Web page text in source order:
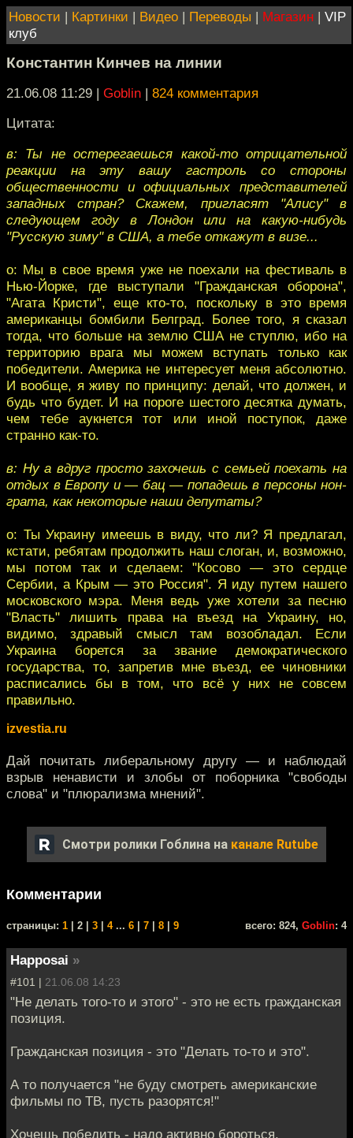
Новости | Картинки | Видео | Переводы | Магазин | VIP
клуб
Константин Кинчев на линии
21.06.08 11:29 | Goblin | 824 комментария
Цитата:
в: Ты не остерегаешься какой-то отрицательной
реакции на эту вашу гастроль со стороны
общественности и официальных представителей
западных стран? Скажем, пригласят "Алису" в
следующем году в Лондон или на какую-нибудь
"Русскую зиму" в США, а тебе откажут в визе...
о: Мы в свое время уже не поехали на фестиваль в
Нью-Йорке, где выступали "Гражданская оборона",
"Агата Кристи", еще кто-то, поскольку в это время
американцы бомбили Белград. Более того, я сказал
тогда, что больше на землю США не ступлю, ибо на
территорию врага мы можем вступать только как
победители. Америка не интересует меня абсолютно.
И вообще, я живу по принципу: делай, что должен, и
будь что будет. И на пороге шестого десятка думать,
чем тебе аукнется тот или иной поступок, даже
странно как-то.
в: Ну а вдруг просто захочешь с семьей поехать на
отдых в Европу и — бац — попадешь в персоны нон-
грата, как некоторые наши депутаты?
о: Ты Украину имеешь в виду, что ли? Я предлагал,
кстати, ребятам продолжить наш слоган, и, возможно,
мы потом так и сделаем: "Косово — это сердце
Сербии, а Крым — это Россия". Я иду путем нашего
московского мэра. Меня ведь уже хотели за песню
"Власть" лишить права на въезд на Украину, но,
видимо, здравый смысл там возобладал. Если
Украина борется за звание демократического
государства, то, запретив мне въезд, ее чиновники
расписались бы в том, что всё у них не совсем
правильно.
izvestia.ru
Дай почитать либеральному другу — и наблюдай
взрыв ненависти и злобы от поборника "свободы
слова" и "плюрализма мнений".
Смотри ролики Гоблина на канале Rutube
Комментарии
cтраницы: 1 | 2 | 3 4... 6 7 8 9 всего: 824, Goblin: 4
Happosai »
#101 | 21.06.08 14:23
"Не делать того-то и этого" - это не есть гражданская
позиция.
Гражданская позиция - это "Делать то-то и это".
А то получается "не буду смотреть американские
фильмы по ТВ, пусть разорятся!"
Хочешь победить - надо активно бороться.